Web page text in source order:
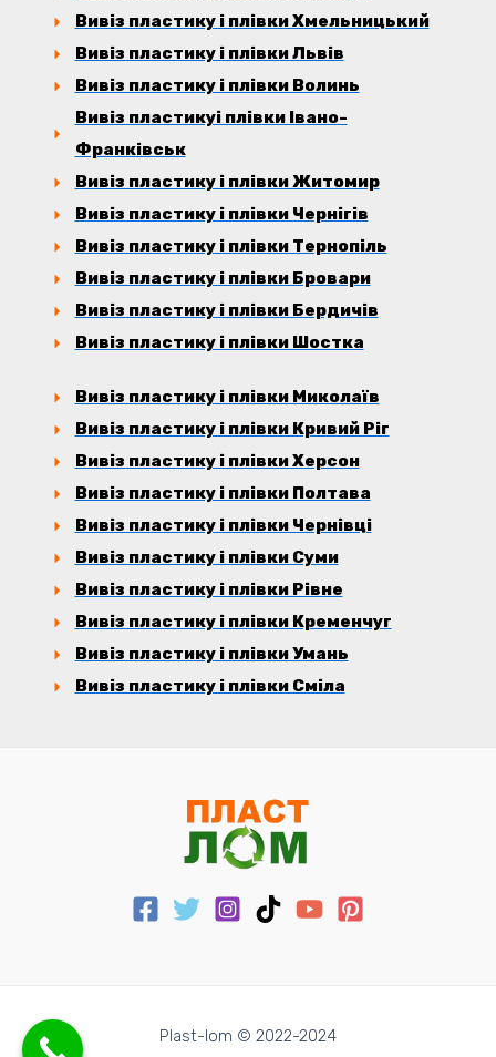
Вивіз пластику і плівки Хмельницький
Вивіз пластику і плівки Львів
Вивіз пластику і плівки Волинь
Вивіз пластикуі плівки Івано-
Франківськ
Вивіз пластику і плівки Житомир
Вивіз пластику і плівки Чернігів
Вивіз пластику і плівки Тернопіль
Вивіз пластику і плівки Бровари
Вивіз пластику і плівки Бердичів
Вивіз пластику і плівки Шостка
Вивіз пластику і плівки Миколаїв
Вивіз пластику і плівки Кривий Ріг
Вивіз пластику і плівки Херсон
Вивіз пластику і плівки Полтава
Вивіз пластику і плівки Чернівці
Вивіз пластику і плівки Суми
Вивіз пластику і плівки Рівне
Вивіз пластику і плівки Кременчуг
Вивіз пластику і плівки Умань
Вивіз пластику і плівки Сміла
Plast-lom © 2022-2024